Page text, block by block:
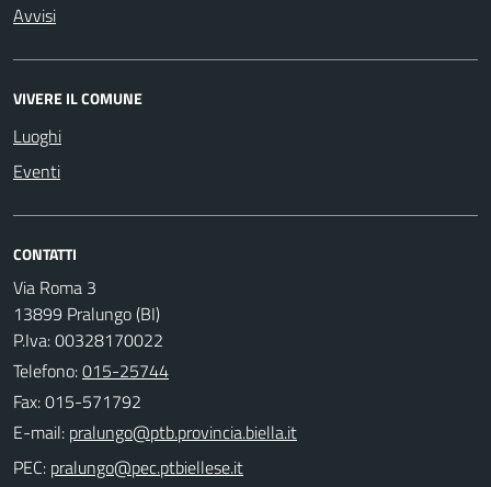
Avvisi
VIVERE IL COMUNE
Luoghi
Eventi
CONTATTI
Via Roma 3
13899 Pralungo (BI)
P.Iva: 00328170022
Telefono:015-25744
Fax: 015-571792
E-mail:
PEC: